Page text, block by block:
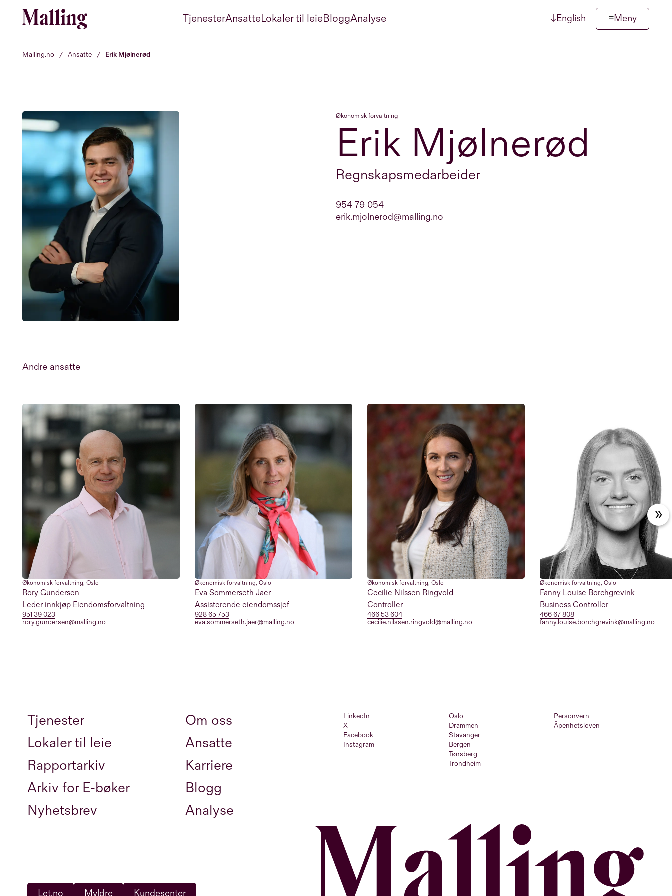
Hopp til innhold TjenesterAnsatteLokaler til leieBloggAnalyse ↓English Meny
Malling.no / Ansatte / Erik Mjølnerød
Økonomisk forvaltning
Erik Mjølnerød
Regnskapsmedarbeider
954 79 054
erik.mjolnerod@malling.no
Andre ansatte
Økonomisk forvaltning, Oslo
Rory Gundersen
Leder innkjøp Eiendomsforvaltning
951 39 023
rory.gundersen@malling.no
Økonomisk forvaltning, Oslo
Eva Sommerseth Jaer
Assisterende eiendomssjef
928 65 753
eva.sommerseth.jaer@malling.no
Økonomisk forvaltning, Oslo
Cecilie Nilssen Ringvold
Controller
466 53 604
cecilie.nilssen.ringvold@malling.no
Økonomisk forvaltning, Oslo
Fanny Louise Borchgrevink
Business Controller
466 67 808
fanny.louise.borchgrevink@malling.no
Tjenester
Om oss
Lokaler til leie
Ansatte
Rapportarkiv
Karriere
Arkiv for E-bøker
Blogg
Nyhetsbrev
Analyse
LinkedIn
X
Facebook
Instagram
Oslo
Drammen
Stavanger
Bergen
Tønsberg
Trondheim
Personvern
Åpenhetsloven
Let.no Myldre Kundesenter